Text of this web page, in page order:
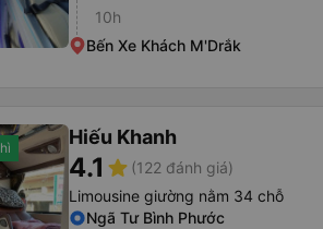
10h
Bến Xe Khách M'Drắk
Hiếu Khanh
4.1 star (122 đánh giá)
Limousine giường nằm 34 chỗ
Ngã Tư Bình Phước